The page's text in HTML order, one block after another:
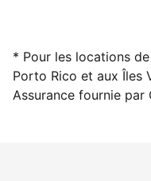
Accueillez des
* Pour les locations
Porto Rico et aux Îles
Assurance fournie par